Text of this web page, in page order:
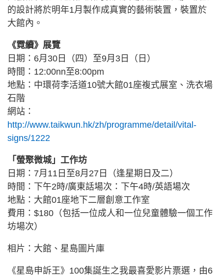
的設計將於明年1月製作成真實的藝術裝置，裝置於
大館內。
《霓續》展覽
日期：6月30日（四）至9月3日（日）
時間：12:00nn至8:00pm
地點：中環荷李活道10號大館01座複式展室、洗衣場
石階
網站：
http://www.taikwun.hk/zh/programme/detail/vital-
signs/1222
「螢聚微城」工作坊
日期：7月11日至8月27日（逢星期日及二）
時間：下午2時/廣東話場次：下午4時/英語場次
地點：大館01座地下二層創意工作室
費用：$180（包括一位成人和一位兒童體驗一個工作
坊場次）
相片：大館、星島圖片庫
《星島申訴王》100集誕生之我最喜愛影片票選， 由6